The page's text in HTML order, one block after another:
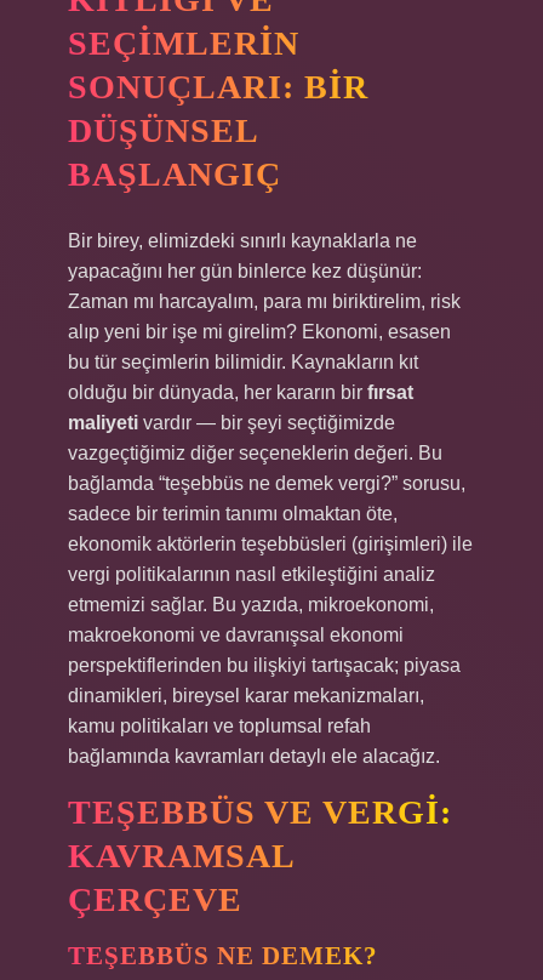
SEÇIMLERIN
SONUÇLARI: BIR
DÜŞÜNSEL
BAŞLANGIÇ
Bir birey, elimizdeki sınırlı kaynaklarla ne
yapacağını her gün binlerce kez düşünür:
Zaman mı harcayalım, para mı biriktirelim, risk
alıp yeni bir işe mi girelim? Ekonomi, esasen
bu tür seçimlerin bilimidir. Kaynakların kıt
olduğu bir dünyada, her kararın bir fırsat
maliyeti vardır — bir şeyi seçtiğimizde
vazgeçtiğimiz diğer seçeneklerin değeri. Bu
bağlamda “teşebbüs ne demek vergi?” sorusu,
sadece bir terimin tanımı olmaktan öte,
ekonomik aktörlerin teşebbüsleri (girişimleri) ile
vergi politikalarının nasıl etkileştiğini analiz
etmemizi sağlar. Bu yazıda, mikroekonomi,
makroekonomi ve davranışsal ekonomi
perspektiflerinden bu ilişkiyi tartışacak; piyasa
dinamikleri, bireysel karar mekanizmaları,
kamu politikaları ve toplumsal refah
bağlamında kavramları detaylı ele alacağız.
TEŞEBBÜS VE VERGI:
KAVRAMSAL
ÇERÇEVE
TEŞEBBÜS NE DEMEK?